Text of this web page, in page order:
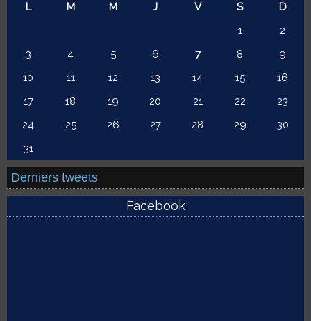
L
M M J V S
D
1
2
3
4 5 6 7 8
9
10
11 12 13 14 15
16
17
18 19 20 21 22
23
24
25 26 27 28 29
30
31
Derniers tweets
Facebook